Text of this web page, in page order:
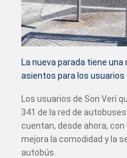
La nueva parada tiene
asientos para los usuarios
Los usuarios de Son Verí
341 de la red de
cuentan, desde ahora,
mejora la comodidad y la
autobús.